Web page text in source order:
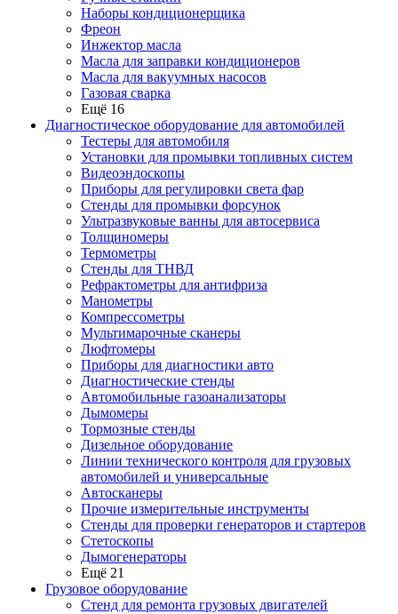
Наборы кондиционерщика
Фреон
Инжектор масла
Масла для заправки кондиционеров
Масла для вакуумных насосов
Газовая сварка
Ещё 16
Диагностическое оборудование для автомобилей
Тестеры для автомобиля
Установки для промывки топливных систем
Видеоэндоскопы
Приборы для регулировки света фар
Стенды для промывки форсунок
Ультразвуковые ванны для автосервиса
Толщиномеры
Термометры
Стенды для ТНВД
Рефрактометры для антифриза
Манометры
Компрессометры
Мультимарочные сканеры
Люфтомеры
Приборы для диагностики авто
Диагностические стенды
Автомобильные газоанализаторы
Дымомеры
Тормозные стенды
Дизельное оборудование
Линии технического контроля для грузовых
автомобилей и универсальные
Автосканеры
Прочие измерительные инструменты
Стенды для проверки генераторов и стартеров
Стетоскопы
Дымогенераторы
Ещё 21
Грузовое оборудование
Стенд для ремонта грузовых двигателей